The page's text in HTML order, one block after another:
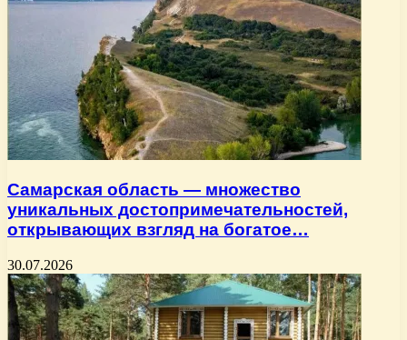
Самарская область — множество
уникальных достопримечательностей,
открывающих взгляд на богатое…
30.07.2026